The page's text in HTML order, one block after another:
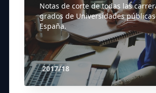
Notas de corte de todas las
grados de Universidades
España.
2017/18